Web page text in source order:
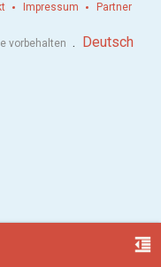
format_indent_decrease
Impressum Partner
vorbehalten . Deutsch